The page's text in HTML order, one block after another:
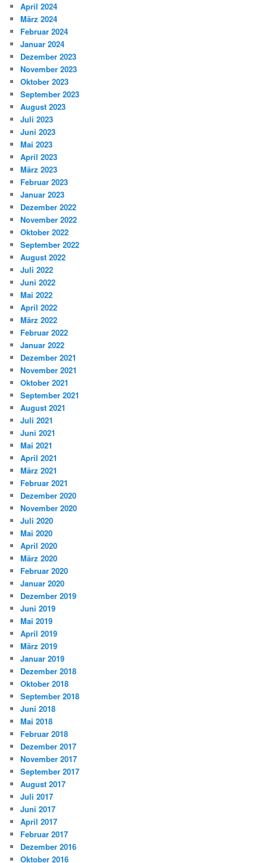
April 2024
März 2024
Februar 2024
Januar 2024
Dezember 2023
November 2023
Oktober 2023
September 2023
August 2023
Juli 2023
Juni 2023
Mai 2023
April 2023
März 2023
Februar 2023
Januar 2023
Dezember 2022
November 2022
Oktober 2022
September 2022
August 2022
Juli 2022
Juni 2022
Mai 2022
April 2022
März 2022
Februar 2022
Januar 2022
Dezember 2021
November 2021
Oktober 2021
September 2021
August 2021
Juli 2021
Juni 2021
Mai 2021
April 2021
März 2021
Februar 2021
Dezember 2020
November 2020
Juli 2020
Mai 2020
April 2020
März 2020
Februar 2020
Januar 2020
Dezember 2019
Juni 2019
Mai 2019
April 2019
März 2019
Januar 2019
Dezember 2018
Oktober 2018
September 2018
Juni 2018
Mai 2018
Februar 2018
Dezember 2017
November 2017
September 2017
August 2017
Juli 2017
Juni 2017
April 2017
Februar 2017
Dezember 2016
Oktober 2016